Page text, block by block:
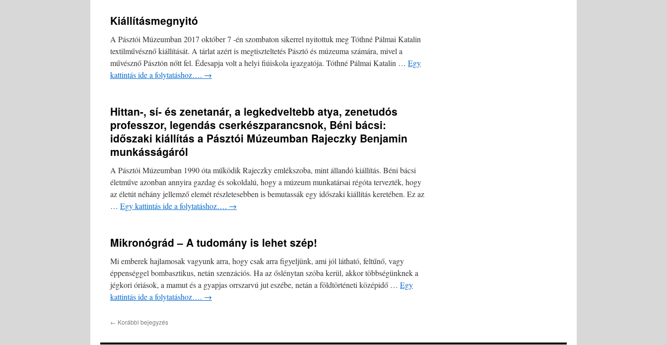
Kiállításmegnyitó
A Pásztói Múzeumban 2017 október 7 -én szombaton sikerrel nyitottuk meg Tóthné Pálmai Katalin
textilművésznő kiállítását. A tárlat azért is megtiszteltetés Pásztó és múzeuma számára, mivel a
művésznő Pásztón nőtt fel. Édesapja volt a helyi fiúiskola igazgatója. Tóthné Pálmai Katalin … Egy
kattintás ide a folytatáshoz…. →
Hittan-, sí- és zenetanár, a legkedveltebb atya, zenetudós
professzor, legendás cserkészparancsnok, Béni bácsi:
időszaki kiállítás a Pásztói Múzeumban Rajeczky Benjamin
munkásságáról
A Pásztói Múzeumban 1990 óta működik Rajeczky emlékszoba, mint állandó kiállítás. Béni bácsi
életműve azonban annyira gazdag és sokoldalú, hogy a múzeum munkatársai régóta tervezték, hogy
az életút néhány jellemző elemét részletesebben is bemutassák egy időszaki kiállítás keretében. Ez az
… Egy kattintás ide a folytatáshoz…. →
Mikronógrád – A tudomány is lehet szép!
Mi emberek hajlamosak vagyunk arra, hogy csak arra figyeljünk, ami jól látható, feltűnő, vagy
éppenséggel bombasztikus, netán szenzációs. Ha az őslénytan szóba kerül, akkor többségünknek a
jégkori óriások, a mamut és a gyapjas orrszarvú jut eszébe, netán a földtörténeti középidő … Egy
kattintás ide a folytatáshoz…. →
← Korábbi bejegyzés